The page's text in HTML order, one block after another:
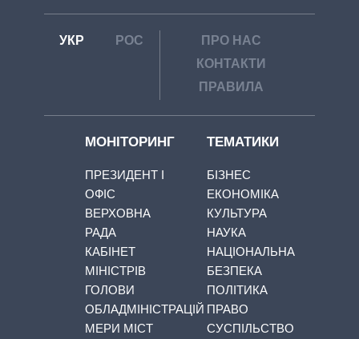
УКР РОС
ПРО НАС
КОНТАКТИ
ПРАВИЛА
МОНІТОРИНГ
ПРЕЗИДЕНТ І
ОФІС
ВЕРХОВНА
РАДА
КАБІНЕТ
МІНІСТРІВ
ГОЛОВИ
ОБЛАДМІНІСТРАЦІЙ
МЕРИ МІСТ
ТЕМАТИКИ
БІЗНЕС
ЕКОНОМІКА
КУЛЬТУРА
НАУКА
НАЦІОНАЛЬНА
БЕЗПЕКА
ПОЛІТИКА
ПРАВО
СУСПІЛЬСТВО